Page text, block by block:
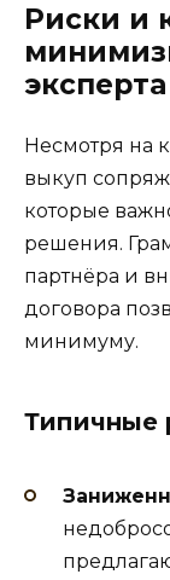
Риски и
эксперта
Несмотря на
выкуп
которые
решения.
партнёра и
договора
минимуму.
Типичные